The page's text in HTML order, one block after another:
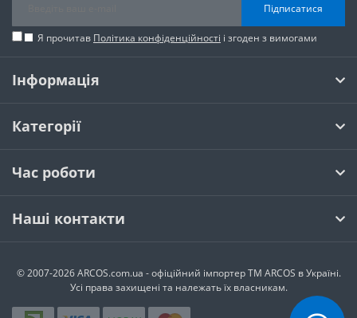
Підписатися
Я прочитав Політика конфіденційності і згоден з вимогами
Інформація
Категорії
Час роботи
Наші контакти
© 2007-2026 ARCOS.com.ua - офiцiйний iмпортер ТМ ARCOS в Україні.
Усi права захищенi та належать їх власникам.